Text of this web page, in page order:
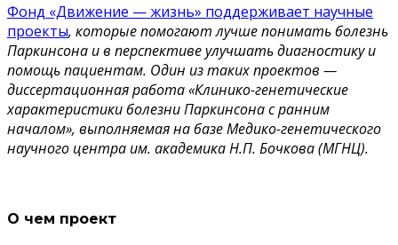
Фонд «Движение — жизнь» поддерживает научные
проекты, которые помогают лучше понимать болезнь
Паркинсона и в перспективе улучшать диагностику и
помощь пациентам. Один из таких проектов —
диссертационная работа «Клинико-генетические
характеристики болезни Паркинсона с ранним
началом», выполняемая на базе Медико-генетического
научного центра им. академика Н.П. Бочкова (МГНЦ).
О чем проект